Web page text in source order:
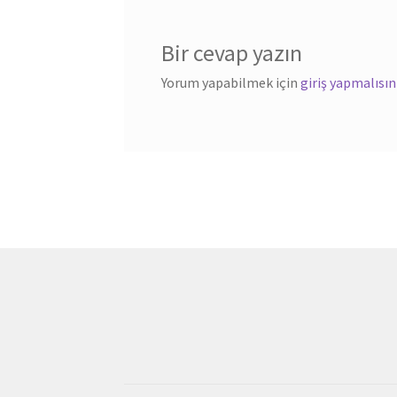
Bir cevap yazın
Yorum yapabilmek için giriş